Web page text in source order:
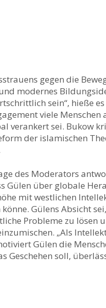
gegen die
modernes
sein“, hieße
viele Menschen
verankert sei. Bukow
der islamischen
des Moderators
Gülen über globale
mit westlichen
Gülens Absicht sei,
Probleme zu lösen
„Als
Gülen die
Geschehen soll,